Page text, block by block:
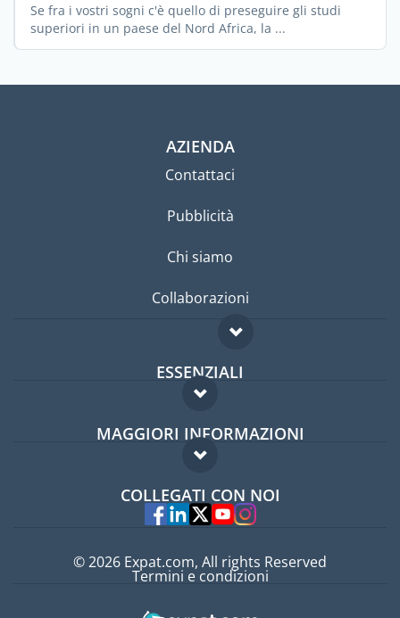
Se fra i vostri sogni c'è quello di preseguire gli studi
superiori in un paese del Nord Africa, la ...
AZIENDA
Contattaci
Pubblicità
Chi siamo
Collaborazioni
ESSENZIALI
Forum per expat
Guida per expat
MAGGIORI INFORMAZIONI
Domande frequenti
Esperti
COLLEGATI CON NOI
© 2026 Expat.com, All rights Reserved
Termini e condizioni